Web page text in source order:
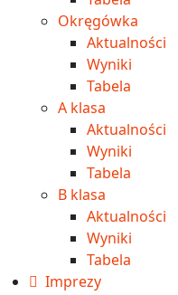
Okręgówka
Aktualności
Wyniki
Tabela
A klasa
Aktualności
Wyniki
Tabela
B klasa
Aktualności
Wyniki
Tabela
Imprezy